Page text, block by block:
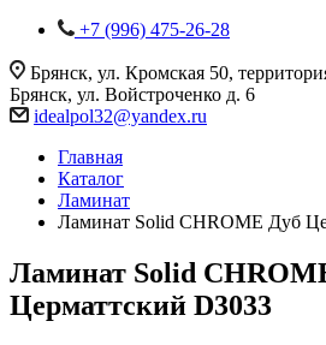
+7 (996) 475-26-28
Брянск, ул. Кромская 50,
Брянск, ул. Войстроченко д. 6
idealpol32@yandex.ru
Главная
Каталог
Ламинат
Ламинат Solid CHROME Дуб
Ламинат Solid
Церматтский D3033